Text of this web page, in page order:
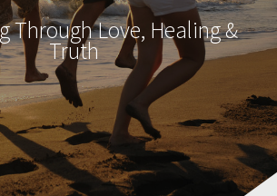
Through Love, Healing &
Truth